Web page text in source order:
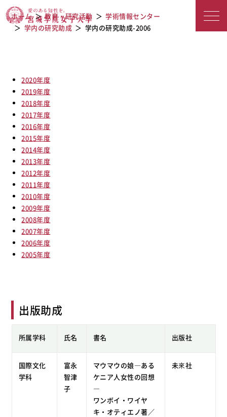
学内の研究助成-2006
ホーム 教育・研究活動
学術情報センター
学内の研究助成
学内の研究助成-2006
2020年度
2019年度
2018年度
2017年度
2016年度
2015年度
2014年度
2013年度
2012年度
2011年度
2010年度
2009年度
2008年度
2007年度
2006年度
2005年度
出版助成
所属学科 氏名 書名 出版社
国際文化
学科
富永
智津
子
マウマウの娘―ある
ケニア人女性の回想
―
ワンボイ・ワイヤ
キ・オティエノ著／
未來社